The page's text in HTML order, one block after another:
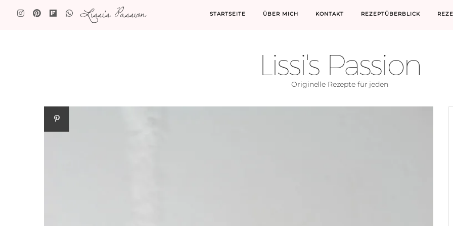
Lissi's Passion STARTSEITE ÜBER MICH KONTAKT REZEPTÜBERBLICK
Lissi's Passion
Originelle Rezepte für jeden